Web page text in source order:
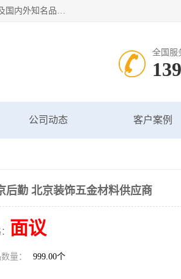
专业配送水暖器材、光源灯具、五金交电等维修物资，飞利浦，佛山照明，世达，博世，九牧，特陶等各产品涉及国内外知名品牌。公司专注与物业、学校、酒店、工厂等单位合作，提供一站式配送服务，降低客户综合成本。依托电子商务改变传统模式，以专业的团队为客户提供24H物资配送到达，货到月结、统一开票，便捷退换等服务，提高了企业的运营效率。
全国服
公司动态 客户案例
后勤 北京装饰五金材料供应商
面议
量： 999.00个